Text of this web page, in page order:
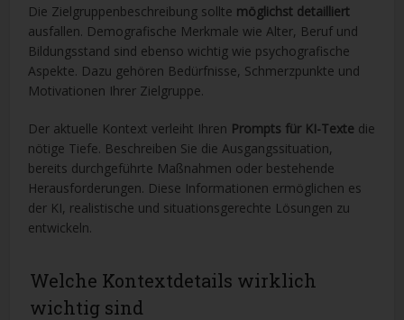
Die Zielgruppenbeschreibung sollte möglichst detailliert
ausfallen. Demografische Merkmale wie Alter, Beruf und
Bildungsstand sind ebenso wichtig wie psychografische
Aspekte. Dazu gehören Bedürfnisse, Schmerzpunkte und
Motivationen Ihrer Zielgruppe.
Der aktuelle Kontext verleiht Ihren Prompts für KI-Texte die
nötige Tiefe. Beschreiben Sie die Ausgangssituation,
bereits durchgeführte Maßnahmen oder bestehende
Herausforderungen. Diese Informationen ermöglichen es
der KI, realistische und situationsgerechte Lösungen zu
entwickeln.
Welche Kontextdetails wirklich
wichtig sind